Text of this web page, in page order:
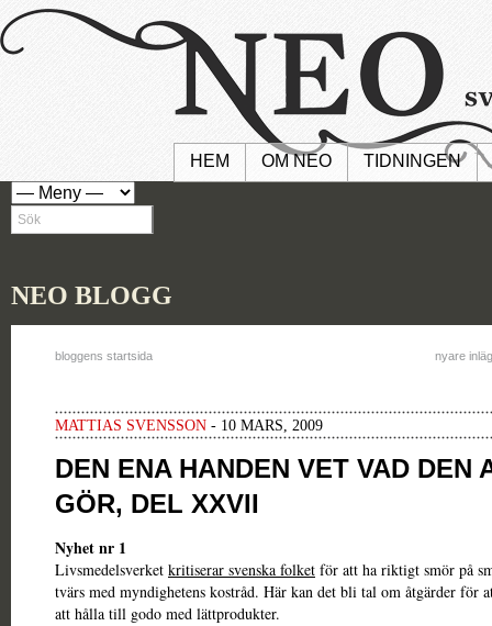
HEM OM NEO TIDNINGEN
NEO BLOGG
bloggens startsida nyare
MATTIAS SVENSSON - 10 MARS, 2009
DEN ENA HANDEN VET VAD DEN
GÖR, DEL XXVII
Nyhet nr 1
Livsmedelsverket kritiserar svenska folket för att ha riktigt smör på
tvärs med myndighetens kostråd. Här kan det bli tal om åtgärder för
att hålla till godo med lättprodukter.